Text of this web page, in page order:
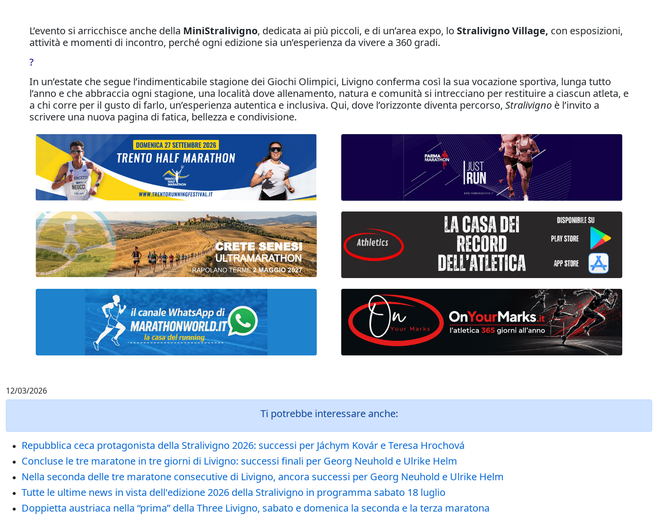
L’evento si arricchisce anche della MiniStralivigno, dedicata ai più piccoli, e di un’area expo, lo Stralivigno Village, con esposizioni,
attività e momenti di incontro, perché ogni edizione sia un’esperienza da vivere a 360 gradi.
?
In un’estate che segue l’indimenticabile stagione dei Giochi Olimpici, Livigno conferma così la sua vocazione sportiva, lunga tutto
l’anno e che abbraccia ogni stagione, una località dove allenamento, natura e comunità si intrecciano per restituire a ciascun atleta, e
a chi corre per il gusto di farlo, un’esperienza autentica e inclusiva. Qui, dove l’orizzonte diventa percorso, Stralivigno è l’invito a
scrivere una nuova pagina di fatica, bellezza e condivisione.
12/03/2026
Ti potrebbe interessare anche:
Repubblica ceca protagonista della Stralivigno 2026: successi per Jáchym Kovár e Teresa Hrochová
Concluse le tre maratone in tre giorni di Livigno: successi finali per Georg Neuhold e Ulrike Helm
Nella seconda delle tre maratone consecutive di Livigno, ancora successi per Georg Neuhold e Ulrike Helm
Tutte le ultime news in vista dell'edizione 2026 della Stralivigno in programma sabato 18 luglio
Doppietta austriaca nella “prima” della Three Livigno, sabato e domenica la seconda e la terza maratona